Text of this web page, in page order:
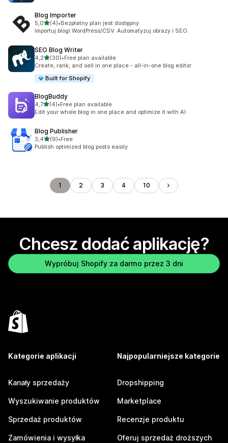
Blog Importer
5,0na 5 gwiazdek
(4)
Łączna liczba recenzji: 4
•Bezpłatny plan jest dostępny
Importuj blogi WordPress/CSV. Automatyzuj obrazy i SEO.
SEO Blog Writer
4,2na 5 gwiazdek
(30)
Łączna liczba recenzji: 30
•Free plan available
Create, rank, and sell in one place - all-in-one blog editor
Built for Shopify
BlogBuddy
4,7na 5 gwiazdek
(4)
Łączna liczba recenzji: 4
•Free plan available
Edit your whole blog in one place and optimize it with AI
Blog Publisher
3,4na 5 gwiazdek
(9)
Łączna liczba recenzji: 9
•Free
Publish optimized blog posts easily
1 2 3 4 10
Chcesz dodać aplikację?
Wypróbuj Shopify za darmo przez 3 dni
Kategorie aplikacji
Kanały sprzedaży
Wyszukiwanie produktów
Sprzedaż produktów
Zamówienia i wysyłka
Najpopularniejsze kategorie
Dropshipping
Marketplace
Recenzje produktu
Oferuj sprzedaż droższych